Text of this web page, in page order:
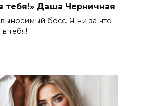
тебя!» Даша Черничная
босс. Я ни за что
тебя!